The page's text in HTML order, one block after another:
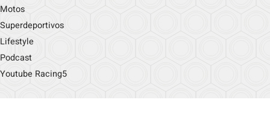
Motos
Superdeportivos
Lifestyle
Podcast
Youtube Racing5